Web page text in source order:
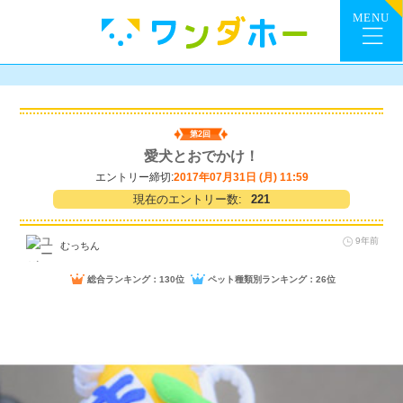
第2回
愛犬とおでかけ！
エントリー締切:2017年07月31日 (月) 11:59
現在のエントリー数: 221
むっちん 9年前
総合ランキング：130位 ペット種類別ランキング：26位